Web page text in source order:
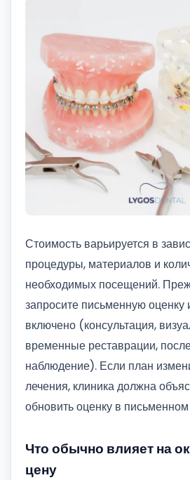
Стоимость варьируется в
процедуры, материалов и
необходимых посещений.
запросите письменную оценку
включено (консультация,
временные реставрации,
наблюдение). Если план
лечения, клиника должна
обновить оценку в
Что обычно влияет на
цену